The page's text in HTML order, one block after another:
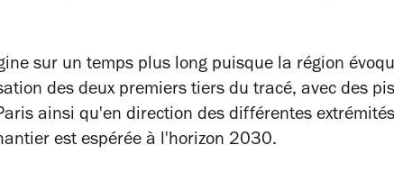
sur un temps plus long puisque la région
des deux premiers tiers du tracé, avec des
ainsi qu'en direction des différentes
est espérée à l'horizon 2030.